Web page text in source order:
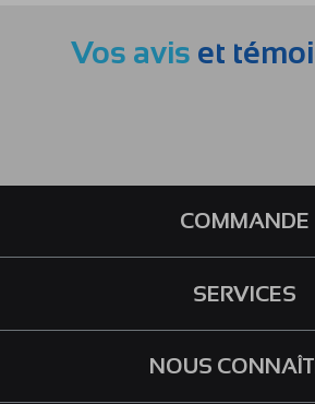
Vos avis et
COMMANDE
SERVICES
NOUS